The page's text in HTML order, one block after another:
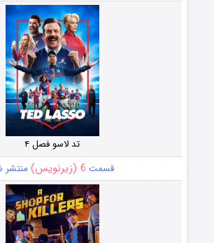
تد لاسو فصل ۴
قسمت 6 (زیرنویس) منتشر